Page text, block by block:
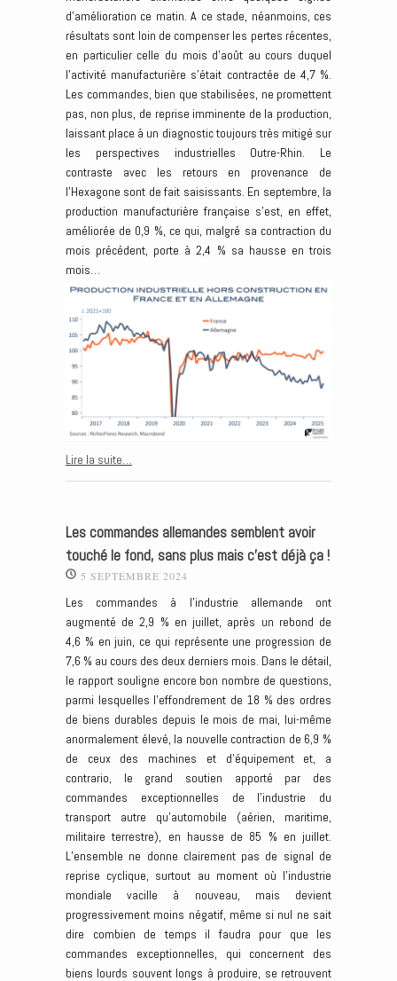
d’amélioration ce matin. A ce stade, néanmoins, ces
résultats sont loin de compenser les pertes récentes,
en particulier celle du mois d’août au cours duquel
l’activité manufacturière s’était contractée de 4,7 %.
Les commandes, bien que stabilisées, ne promettent
pas, non plus, de reprise imminente de la production,
laissant place à un diagnostic toujours très mitigé sur
les perspectives industrielles Outre-Rhin. Le
contraste avec les retours en provenance de
l’Hexagone sont de fait saisissants. En septembre, la
production manufacturière française s’est, en effet,
améliorée de 0,9 %, ce qui, malgré sa contraction du
mois précédent, porte à 2,4 % sa hausse en trois
mois…
Lire la suite…
Les commandes allemandes semblent avoir
touché le fond, sans plus mais c’est déjà ça !
5 SEPTEMBRE 2024
Les commandes à l’industrie allemande ont
augmenté de 2,9 % en juillet, après un rebond de
4,6 % en juin, ce qui représente une progression de
7,6 % au cours des deux derniers mois. Dans le détail,
le rapport souligne encore bon nombre de questions,
parmi lesquelles l’effondrement de 18 % des ordres
de biens durables depuis le mois de mai, lui-même
anormalement élevé, la nouvelle contraction de 6,9 %
de ceux des machines et d’équipement et, a
contrario, le grand soutien apporté par des
commandes exceptionnelles de l’industrie du
transport autre qu’automobile (aérien, maritime,
militaire terrestre), en hausse de 85 % en juillet.
L’ensemble ne donne clairement pas de signal de
reprise cyclique, surtout au moment où l’industrie
mondiale vacille à nouveau, mais devient
progressivement moins négatif, même si nul ne sait
dire combien de temps il faudra pour que les
commandes exceptionnelles, qui concernent des
biens lourds souvent longs à produire, se retrouvent